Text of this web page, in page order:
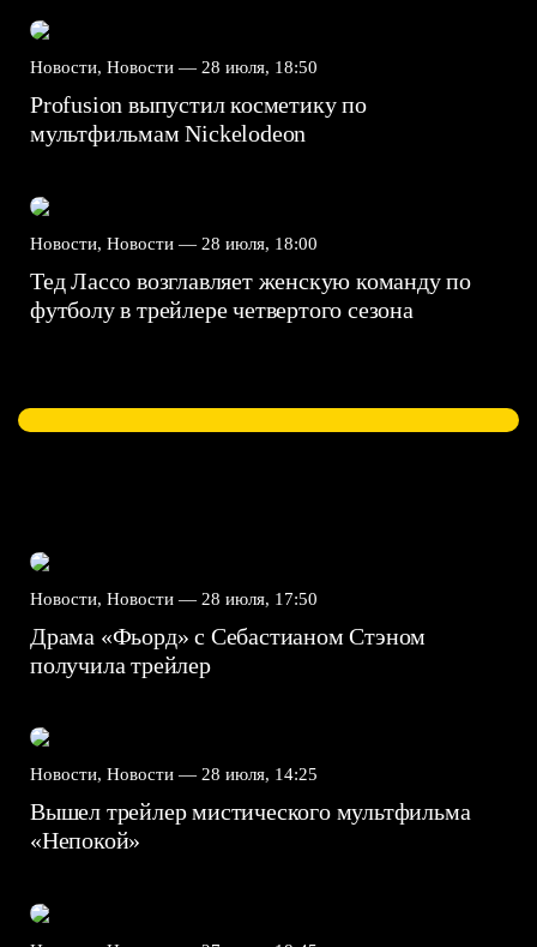
Новости, Новости — 28 июля, 18:50
Profusion выпустил косметику по
мультфильмам Nickelodeon
Новости, Новости — 28 июля, 18:00
Тед Лассо возглавляет женскую команду по
футболу в трейлере четвертого сезона
Новости, Новости — 28 июля, 17:50
Драма «Фьорд» с Себастианом Стэном
получила трейлер
Новости, Новости — 28 июля, 14:25
Вышел трейлер мистического мультфильма
«Непокой»